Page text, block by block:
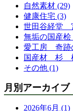
自然素材 (29)
健康住宅 (3)
世田谷経堂
無垢の国産
愛工房 奇跡
国産材 杉
その他 (1)
月別アーカイブ
2026年6月 (1)